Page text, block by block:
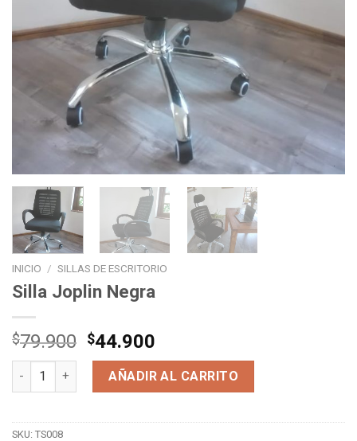
INICIO / SILLAS DE ESCRITORIO
Silla Joplin Negra
$79.900 El
precio
original
era:
$79.900.
$44.900
precio
actual
es:
$44.900.
Silla Joplin Negra cantidadAÑADIR AL CARRITO
SKU: TS008